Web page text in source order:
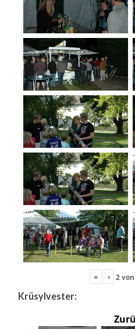
« ‹ 2
Krüsylvester: